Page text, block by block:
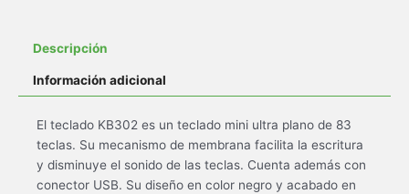
Descripción
Información adicional
El teclado KB302 es un teclado mini ultra plano de 83
teclas. Su mecanismo de membrana facilita la escritura
y disminuye el sonido de las teclas. Cuenta además con
conector USB. Su diseño en color negro y acabado en